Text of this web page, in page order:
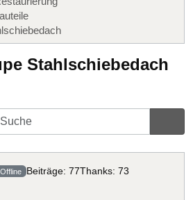
Stahlschiebedach
Offline Beiträge: 77Thanks: 73